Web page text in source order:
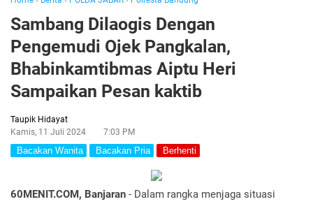
Sambang Dilaogis Dengan
Pengemudi Ojek Pangkalan,
Bhabinkamtibmas Aiptu Heri
Sampaikan Pesan kaktib
Taupik Hidayat
Kamis, 11 Juli 2024
7:03 PM
Bacakan Wanita Bacakan Pria Berhenti
60MENIT.COM, Banjaran - Dalam rangka menjaga situasi